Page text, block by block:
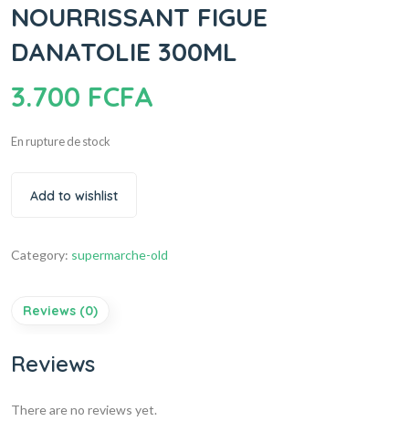
NOURRISSANT FIGUE
DANATOLIE 300ML
3.700 FCFA
En rupture de stock
Add to wishlist
Category: supermarche-old
Reviews (0)
Reviews
There are no reviews yet.